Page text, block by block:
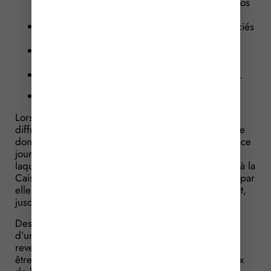
aux risques, notamment psychologiques, associés
aux obligations financières qui leur incombent.
Lorsque les revenus directs et indirects tirés de la
diffusion de ces contenus excèdent, sur une période
donnée, le seuil fixé par décret (non encore paru à ce
jour), les revenus perçus à compter de la date à
laquelle ce seuil est dépassé sont versés sans délai à la
Caisse des dépôts et consignations (CDC) et gérés par
elle jusqu’à la majorité de l’enfant ou, le cas échéant,
jusqu’à la date de son émancipation.
Des prélèvements peuvent être autorisés en cas
d’urgence et à titre exceptionnel. Une part des
revenus, déterminée par l’autorité compétente, peut
être laissée à la disposition des représentants légaux